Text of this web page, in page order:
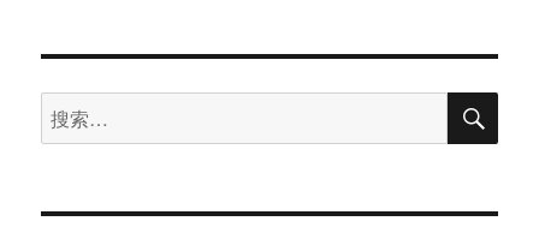
浅
说
刑
搜
索：
搜